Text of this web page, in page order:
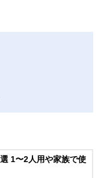
1〜2人用や家族で使